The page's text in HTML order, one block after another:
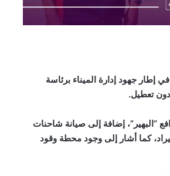
إطار جهود إدارة الميناء برئاسة
تعطيل.
“البهير”، إضافة إلى صيانة شاحنات
كما أشار إلى وجود محطة وقود